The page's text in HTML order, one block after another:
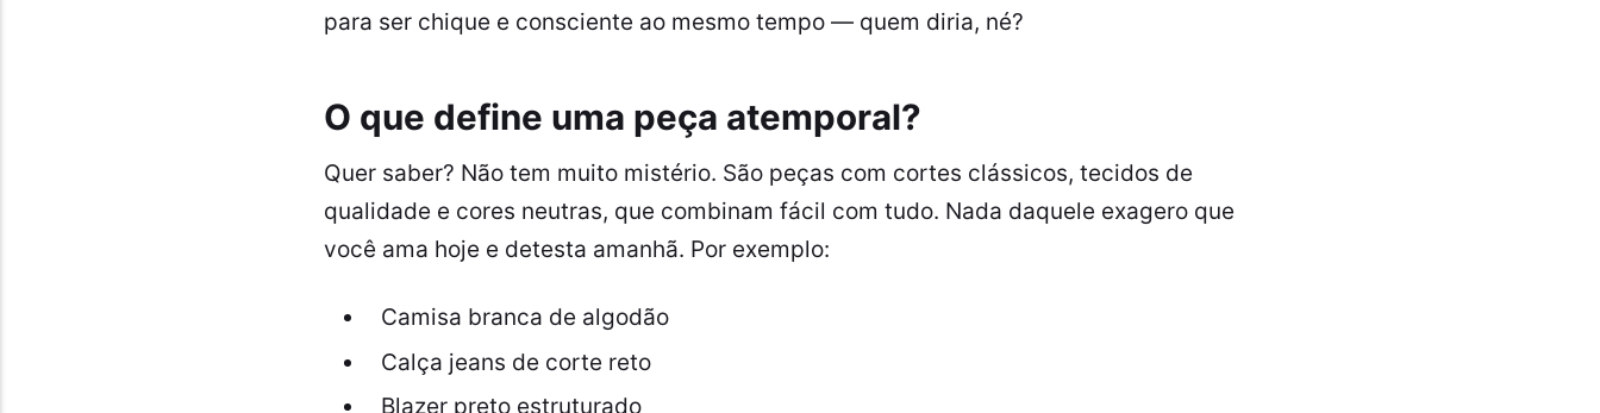
para ser chique e consciente ao mesmo tempo — quem diria, né?
O que define uma peça atemporal?
Quer saber? Não tem muito mistério. São peças com cortes clássicos, tecidos de
qualidade e cores neutras, que combinam fácil com tudo. Nada daquele exagero que
você ama hoje e detesta amanhã. Por exemplo:
Camisa branca de algodão
Calça jeans de corte reto
Blazer preto estruturado